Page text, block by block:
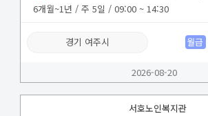
6개월~1년 / 주 5일 / 09:00 ~ 14:30
경기 여주시 월급
2026-08-20
서호노인복지관